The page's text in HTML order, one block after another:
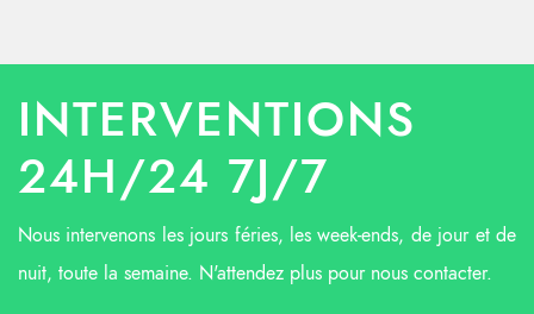
INTERVENTIONS
24H/24 7J/7
Nous intervenons les jours féries, les week-ends, de jour et de
nuit, toute la semaine. N'attendez plus pour nous contacter.